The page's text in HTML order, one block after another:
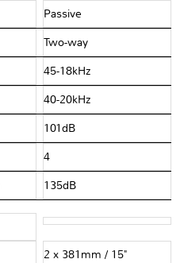
Passive
Two-way
45-18kHz
40-20kHz
101dB
4Ω
135dB
2 x 381mm / 15"